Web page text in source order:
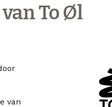
van To Øl
van